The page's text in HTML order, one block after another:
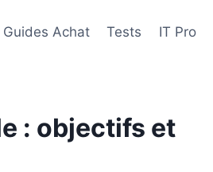
Guides Achat Tests IT Pro
: objectifs et